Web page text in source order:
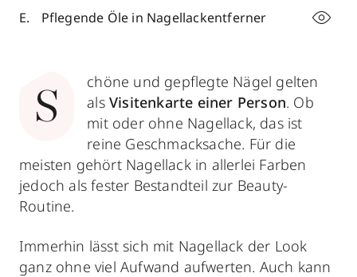
Pflegende Öle in Nagellackentferner
S
chöne und gepflegte Nägel gelten
alsVisitenkarte einer Person. Ob
mit oder ohne Nagellack, das ist
reine Geschmacksache. Für die
meisten gehört Nagellack in allerlei Farben
jedoch als fester Bestandteil zur Beauty-
Routine.
Immerhin lässt sich mit Nagellack der Look
ganz ohne viel Aufwand aufwerten. Auch kann